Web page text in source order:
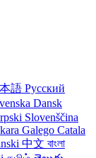
語 Русский
Dansk
Slovenščina
Galego Catala
中文 বাংলা